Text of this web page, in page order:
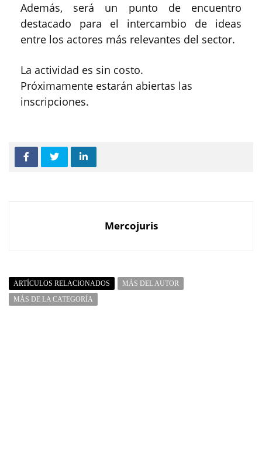
Además, será un punto de encuentro
destacado para el intercambio de ideas
entre los actores más relevantes del sector.
La actividad es sin costo.
Próximamente estarán abiertas las
inscripciones.
Mercojuris
ARTÍCULOS RELACIONADOS
MÁS DEL AUTOR
MÁS DE LA CATEGORÍA